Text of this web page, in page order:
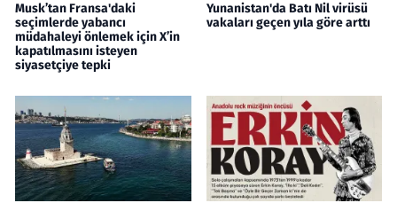
Musk’tan Fransa'daki
seçimlerde yabancı
müdahaleyi önlemek için X’in
kapatılmasını isteyen
siyasetçiye tepki
Yunanistan'da Batı Nil virüsü
vakaları geçen yıla göre arttı